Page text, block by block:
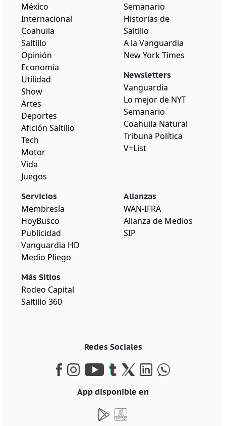
México
Internacional
Coahuila
Saltillo
Opinión
Economía
Utilidad
Show
Artes
Deportes
Afición Saltillo
Tech
Motor
Vida
Juegos
Semanario
Historias de
Saltillo
A la Vanguardia
New York Times
Newsletters
Vanguardia
Lo mejor de NYT
Semanario
Coahuila Natural
Tribuna Política
V+List
Servicios
Membresía
HoyBusco
Publicidad
Vanguardia HD
Medio Pliego
Más Sitios
Rodeo Capital
Saltillo 360
Alianzas
WAN-IFRA
Alianza de Medios
SIP
Redes Sociales
App disponible en